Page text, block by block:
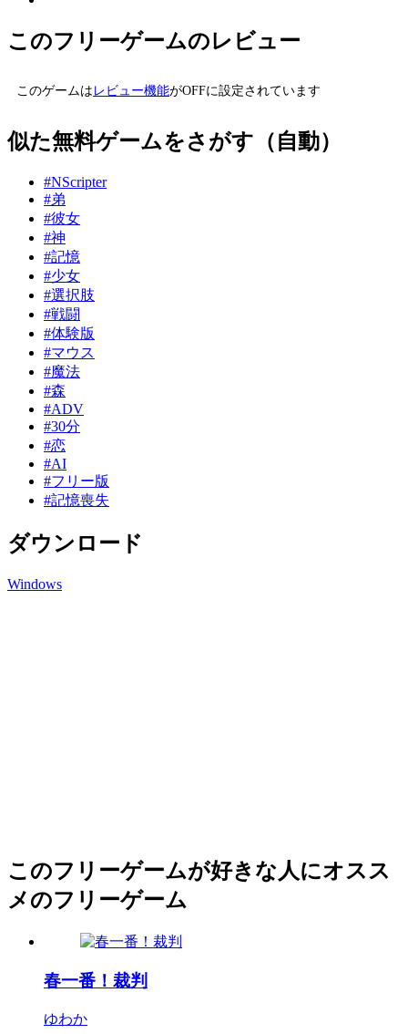
このフリーゲームのレビュー
このゲームは レビュー機能がOFFに設定されています
似た無料ゲームをさがす（自動）
#NScripter
#弟
#彼女
#神
#記憶
#少女
#選択肢
#戦闘
#体験版
#マウス
#魔法
#森
#ADV
#30分
#恋
#AI
#フリー版
#記憶喪失
ダウンロード
Windows
このフリーゲームが好きな人にオスス
メのフリーゲーム
春一番！裁判
ゆわか